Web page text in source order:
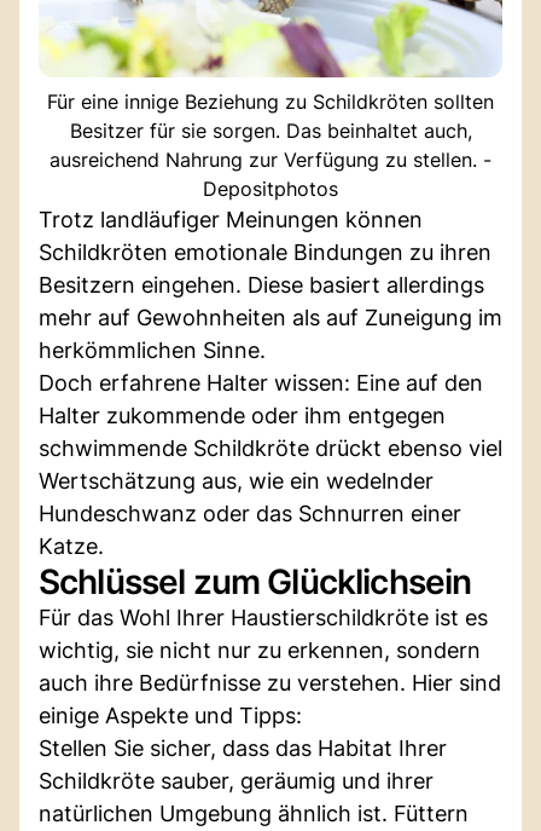
Für eine innige Beziehung zu Schildkröten sollten
Besitzer für sie sorgen. Das beinhaltet auch,
ausreichend Nahrung zur Verfügung zu stellen. -
Depositphotos
Trotz landläufiger Meinungen können
Schildkröten emotionale Bindungen zu ihren
Besitzern eingehen. Diese basiert allerdings
mehr auf Gewohnheiten als auf Zuneigung im
herkömmlichen Sinne.
Doch erfahrene Halter wissen: Eine auf den
Halter zukommende oder ihm entgegen
schwimmende Schildkröte drückt ebenso viel
Wertschätzung aus, wie ein wedelnder
Hundeschwanz oder das Schnurren einer
Katze.
Schlüssel zum Glücklichsein
Für das Wohl Ihrer Haustierschildkröte ist es
wichtig, sie nicht nur zu erkennen, sondern
auch ihre Bedürfnisse zu verstehen. Hier sind
einige Aspekte und Tipps:
Stellen Sie sicher, dass das Habitat Ihrer
Schildkröte sauber, geräumig und ihrer
natürlichen Umgebung ähnlich ist. Füttern